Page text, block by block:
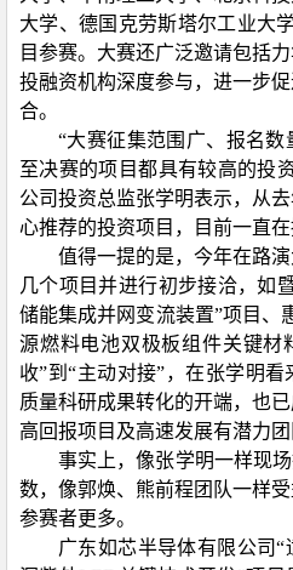
大学、德国克劳斯塔尔工业大
目参赛。大赛还广泛邀请包括
投融资机构深度参与，进一步
合。
“大赛征集范围广、报名
至决赛的项目都具有较高的投
公司投资总监张学明表示，从
心推荐的投资项目，目前一直在
值得一提的是，今年在路
几个项目并进行初步接洽，如
储能集成并网变流装置”项目、
源燃料电池双极板组件关键
收”到“主动对接”，在张学明
质量科研成果转化的开端，也
高回报项目及高速发展有潜力团
事实上，像张学明一样现
数，像郭焕、熊前程团队一样
参赛者更多。
广东如芯半导体有限公司